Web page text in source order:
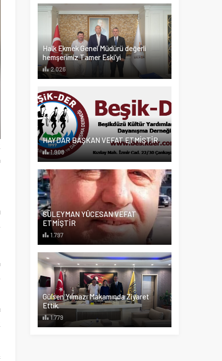
Halk Ekmek Genel Müdürü değerli
hemşerimiz Tamer Eski’yi
2.026
HAYDAR BAŞKAN VEFAT ETMİŞTİR
1.908
SÜLEYMAN YÜCESAN VEFAT
ETMİŞTİR
1.797
Gülsen Yılmazı Makamında Ziyaret
Ettik.
1.779